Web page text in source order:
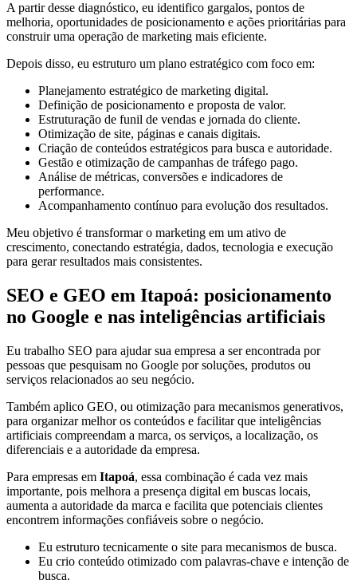
A partir desse diagnóstico, eu identifico gargalos, pontos de
melhoria, oportunidades de posicionamento e ações prioritárias para
construir uma operação de marketing mais eficiente.
Depois disso, eu estruturo um plano estratégico com foco em:
Planejamento estratégico de marketing digital.
Definição de posicionamento e proposta de valor.
Estruturação de funil de vendas e jornada do cliente.
Otimização de site, páginas e canais digitais.
Criação de conteúdos estratégicos para busca e autoridade.
Gestão e otimização de campanhas de tráfego pago.
Análise de métricas, conversões e indicadores de
performance.
Acompanhamento contínuo para evolução dos resultados.
Meu objetivo é transformar o marketing em um ativo de
crescimento, conectando estratégia, dados, tecnologia e execução
para gerar resultados mais consistentes.
SEO e GEO em Itapoá: posicionamento
no Google e nas inteligências artificiais
Eu trabalho SEO para ajudar sua empresa a ser encontrada por
pessoas que pesquisam no Google por soluções, produtos ou
serviços relacionados ao seu negócio.
Também aplico GEO, ou otimização para mecanismos generativos,
para organizar melhor os conteúdos e facilitar que inteligências
artificiais compreendam a marca, os serviços, a localização, os
diferenciais e a autoridade da empresa.
Para empresas em Itapoá, essa combinação é cada vez mais
importante, pois melhora a presença digital em buscas locais,
aumenta a autoridade da marca e facilita que potenciais clientes
encontrem informações confiáveis sobre o negócio.
Eu estruturo tecnicamente o site para mecanismos de busca.
Eu crio conteúdo otimizado com palavras-chave e intenção de
busca.